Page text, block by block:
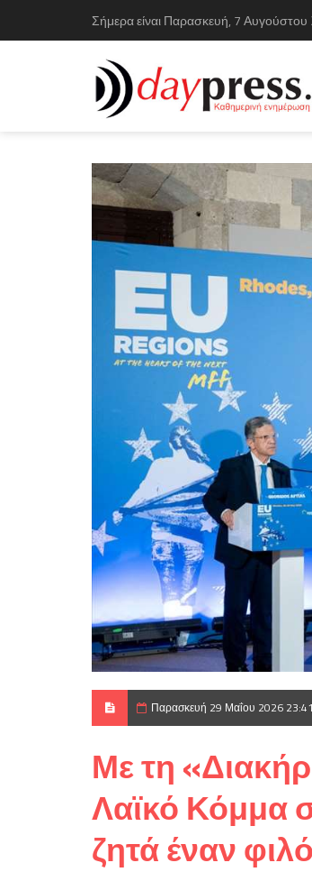
Σήμερα είναι Παρασκευή, 7 Αυγούστου
Παρασκευή 29 Μαΐου 2026 23:41
Με τη
Λαϊκό Κόμμα
ζητά έναν